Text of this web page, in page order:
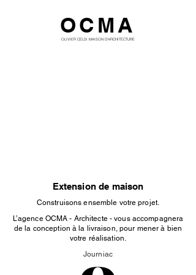
OCMA
OLIVIER CELSI MAISON D'ARCHITECTURE
Extension de maison
Construisons ensemble votre projet.
L’agence OCMA - Architecte - vous accompagnera
de la conception à la livraison, pour mener à bien
votre réalisation.
Journiac